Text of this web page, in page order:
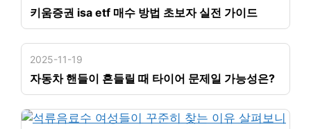
키움증권 isa etf 매수 방법 초보자 실전 가이드
2025-11-19
자동차 핸들이 흔들릴 때 타이어 문제일 가능성은?